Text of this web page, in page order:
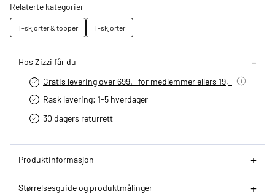
Relaterte kategorier
T-skjorter & topper T-skjorter
Hos Zizzi får du
Gratis levering over 699.- for medlemmer ellers 19,-
Rask levering: 1-5 hverdager
30 dagers returrett
Produktinformasjon
Størrelsesguide og produktmålinger